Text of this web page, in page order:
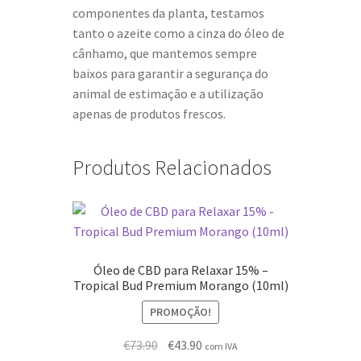
componentes da planta, testamos
tanto o azeite como a cinza do óleo de
cânhamo, que mantemos sempre
baixos para garantir a segurança do
animal de estimação e a utilização
apenas de produtos frescos.
Produtos Relacionados
Óleo de CBD para Relaxar 15% –
Tropical Bud Premium Morango (10ml)
PROMOÇÃO!
€73.90 O€43.90 O
com IVA